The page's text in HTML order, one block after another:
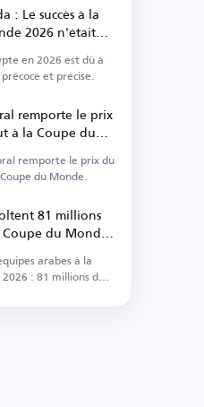
: Le succès à la
2026 n'était
de chance
en 2026 est dû à
et précise.
remporte le prix
à la Coupe du
remporte le prix du
du Monde.
81 millions
du Monde
arabes à la
: 81 millions de